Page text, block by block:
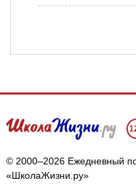
© 2000–2026 Ежедневный
«ШколаЖизни.ру»